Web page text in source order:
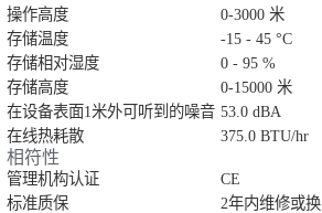
操作高度
0-3000 米
存储温度
-15 - 45 °C
存储相对湿度
0 - 95 %
存储高度
0-15000 米
在设备表面1米外可听到的噪音 53.0 dBA
在线热耗散
375.0 BTU/hr
相符性
管理机构认证
CE
标准质保
2年内维修或换